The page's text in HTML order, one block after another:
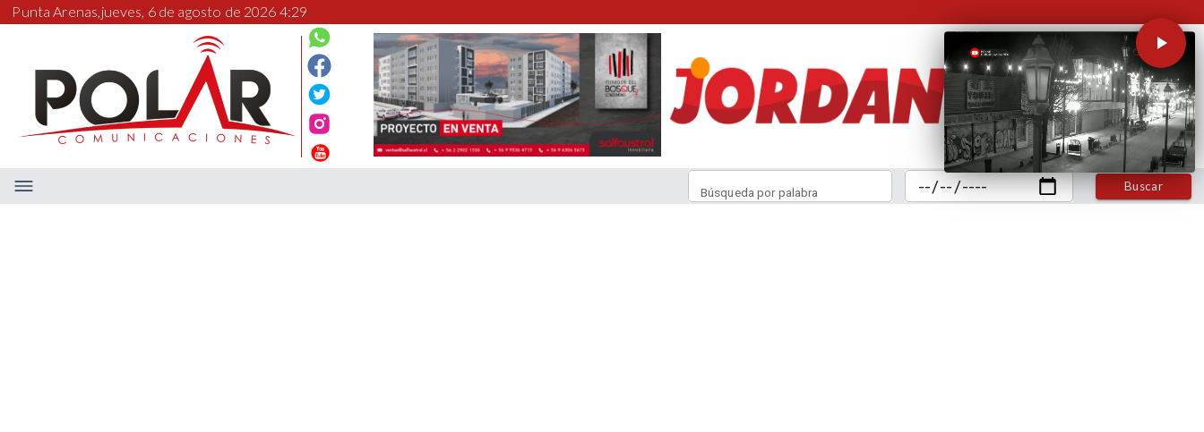
Punta Arenas,jueves, 6 de agosto de 2026 4:29
Buscar
Búsqueda por palabra